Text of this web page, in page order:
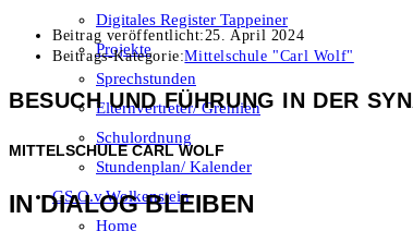
Digitales Register Tappeiner
Projekte
Sprechstunden
Elternvertreter/ Gremien
Schulordnung
Stundenplan/ Kalender
GS O.v.Wolkenstein
Home
Beitrag veröffentlicht:25. April 2024
Beitrags-Kategorie:Mittelschule "Carl Wolf"
BESUCH UND FÜHRUNG IN DER
MITTELSCHULE CARL WOLF
IN DIALOG BLEIBEN